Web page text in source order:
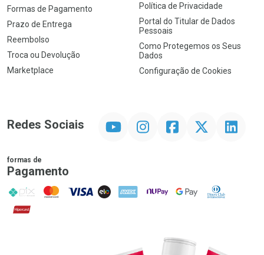
Formas de Pagamento
Prazo de Entrega
Reembolso
Troca ou Devolução
Marketplace
Política de Privacidade
Portal do Titular de Dados
Pessoais
Como Protegemos os Seus
Dados
Configuração de Cookies
Redes Sociais InstagramFacebookTwitter Linkedin
formas de
Pagamento
PIX MasterCard
VISA ELO AMEX NuPay Google PayDiners Club
Hipercard
Promoção em Destaque